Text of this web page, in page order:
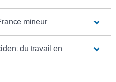
mineur
du travail en